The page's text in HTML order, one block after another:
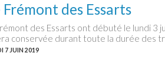
des Essarts
des Essarts ont débuté le lundi 3
conservée durant toute la durée des
7 JUIN 2019